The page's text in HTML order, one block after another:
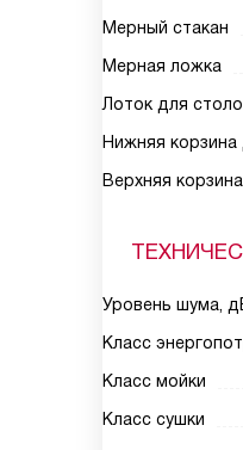
Мерный стакан
Мерная ложка
Лоток для
Нижняя
Верхняя
Уровень шума,
Класс
Класс мойки
Класс сушки